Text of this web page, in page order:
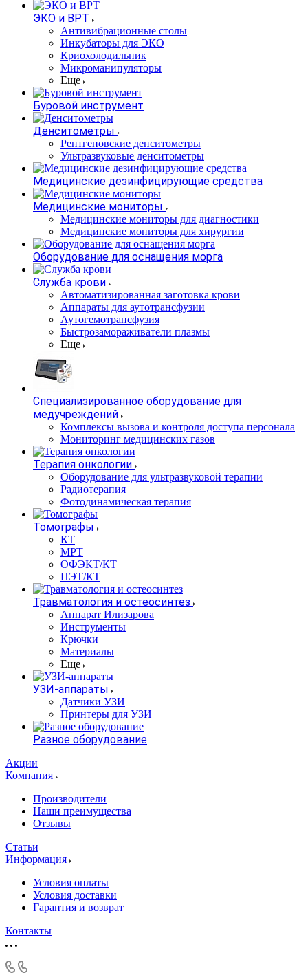
ЭКО и ВРТ
Антивибрационные столы
Инкубаторы для ЭКО
Криохолодильник
Микроманипуляторы
Еще
Буровой инструмент
Денситометры
Рентгеновские денситометры
Ультразвуковые денситометры
Медицинские дезинфицирующие средства
Медицинские мониторы
Медицинские мониторы для диагностики
Медицинские мониторы для хирургии
Оборудование для оснащения морга
Служба крови
Автоматизированная заготовка крови
Аппараты для аутотрансфузии
Аутогемотрансфузия
Быстрозамораживатели плазмы
Еще
Специализированное оборудование для
медучреждений
Комплексы вызова и контроля доступа персонала
Мониторинг медицинских газов
Терапия онкологии
Оборудование для ультразвуковой терапии
Радиотерапия
Фотодинамическая терапия
Томографы
КТ
МРТ
ОФЭКТ/КТ
ПЭТ/КТ
Травматология и остеосинтез
Аппарат Илизарова
Инструменты
Крючки
Материалы
Еще
УЗИ-аппараты
Датчики УЗИ
Принтеры для УЗИ
Разное оборудование
Акции
Компания
Производители
Наши преимущества
Отзывы
Статьи
Информация
Условия оплаты
Условия доставки
Гарантия и возврат
Контакты